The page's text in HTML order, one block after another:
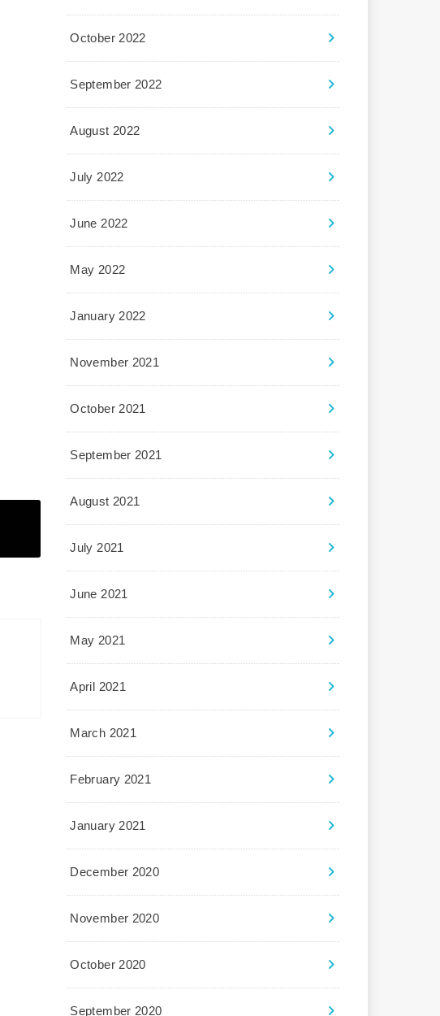
October 2022
September 2022
August 2022
July 2022
June 2022
May 2022
January 2022
November 2021
October 2021
September 2021
August 2021
July 2021
June 2021
May 2021
April 2021
March 2021
February 2021
January 2021
December 2020
November 2020
October 2020
September 2020